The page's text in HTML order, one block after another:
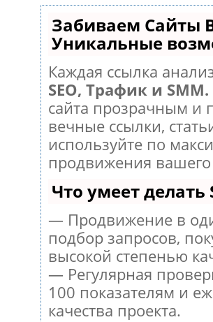
Забиваем Сайты
Уникальные
Каждая ссылка
SEO, Трафик и SMM.
сайта прозрачным и
вечные ссылки,
используйте по
продвижения вашего
Что умеет делать
— Продвижение в
подбор запросов,
высокой степенью
— Регулярная
100 показателям и
качества проекта.